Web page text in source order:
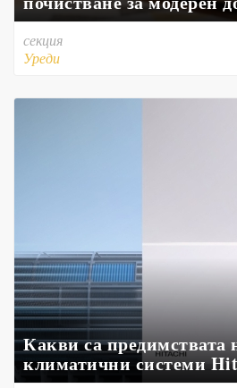
секция
Уреди
Какви са предимствата
климатични системи